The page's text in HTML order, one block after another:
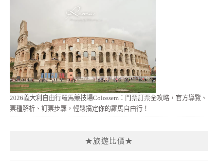
2026義大利自由行羅馬競技場Colossem：門票訂票全攻略，官方導覽、
票種解析、訂票步驟，輕鬆搞定你的羅馬自由行！
★旅遊比價★